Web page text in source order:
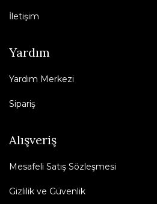
İletişim
Yardım
Yardım Merkezi
Sipariş
Alışveriş
Mesafeli Satış Sözleşmesi
Gizlilik ve Güvenlik